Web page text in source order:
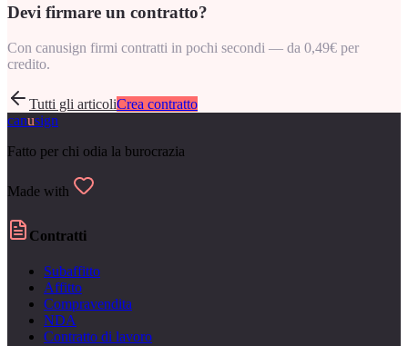
Devi firmare un contratto?
Con canusign firmi contratti in pochi secondi — da 0,49€ per
credito.
Tutti gli articoliCrea contratto
canusign
Fatto per chi odia la burocrazia
Made with
Contratti
Subaffitto
Affitto
Compravendita
NDA
Contratto di lavoro